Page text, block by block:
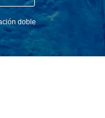
doble